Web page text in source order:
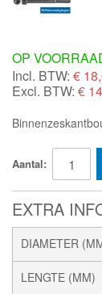
OP
Incl. BTW: €
Excl. BTW: €
Aantal:
EXTRA
DIAMETER
LENGTE (MM)